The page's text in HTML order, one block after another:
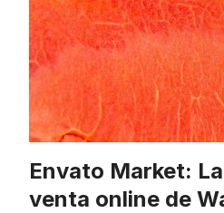
Envato Market:
venta online de